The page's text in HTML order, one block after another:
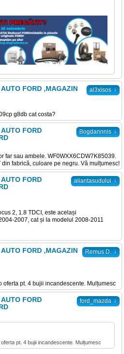
al3xisos ↓
FORD ,MAGAZIN
g8db cat costa?
Bogdannnis ↓
FORD
far sau ambele. WF0WXX6CDW7K85039.
fabrică, culoare pe negru. Vă mulțumesc!
aliantasudului ↓
FORD
2, 1.8 TDCI, este același
2007, cat și la modelul 2008-2011
Remus D. ↓
FORD ,MAGAZIN
oferta pt. 4 bujii incandescente. Mulțumesc
ford_mazda ↓
FORD
pt. 4 bujii incandescente. Mulțumesc